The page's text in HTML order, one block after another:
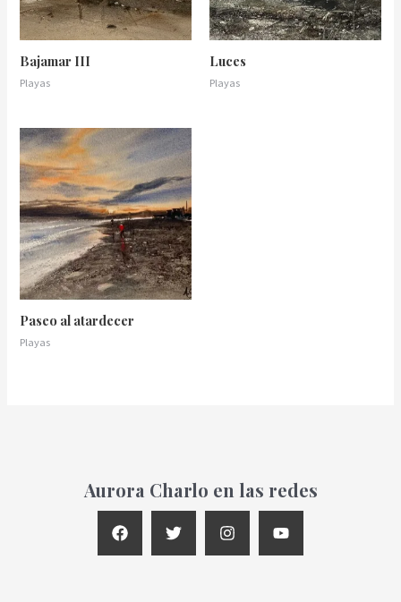
Bajamar III
Playas
Luces
Playas
Paseo al atardecer
Playas
Aurora Charlo en las redes